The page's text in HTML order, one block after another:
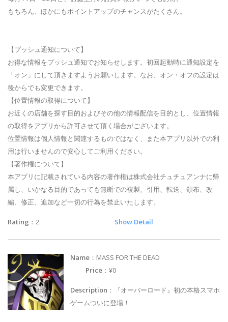
もちろん、ほかにもポイントアップのチャンスがたくさん。
【プッシュ通知について】
お得な情報をプッシュ通知でお知らせします。初回起動時に通知設定を
「オン」にして頂きますようお願いします。なお、オン・オフの設定は
後からでも変更できます。
【位置情報の取得について】
お近くの店舗を探す目的およびその他の情報配信を目的とし、位置情報
の取得をアプリから許可させて頂く場合がございます。
位置情報は個人情報と関連するものではなく、また本アプリ以外での利
用は行いませんので安心してご利用ください。
【著作権について】
本アプリに記載されている内容の著作権は株式会社チュチュアンナに帰
属し、いかなる目的であっても無断での複製、引用、転送、頒布、改
編、修正、追加など一切の行為を禁止いたします。
Rating ：2 Show Detail
Name ：MASS FOR THE DEAD
Price ：¥0
Description ：『オーバーロード』初の本格スマホ
ゲームついに登場！